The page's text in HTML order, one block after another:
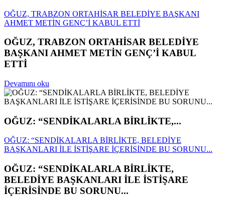
OĞUZ, TRABZON ORTAHİSAR BELEDİYE BAŞKANI
AHMET METİN GENÇ’İ KABUL ETTİ
OĞUZ, TRABZON ORTAHİSAR BELEDİYE
BAŞKANI AHMET METİN GENÇ’İ KABUL
ETTİ
Devamını oku
OĞUZ: “SENDİKALARLA BİRLİKTE,...
OĞUZ: “SENDİKALARLA BİRLİKTE, BELEDİYE
BAŞKANLARI İLE İSTİŞARE İÇERİSİNDE BU SORUNU...
OĞUZ: “SENDİKALARLA BİRLİKTE,
BELEDİYE BAŞKANLARI İLE İSTİŞARE
İÇERİSİNDE BU SORUNU...